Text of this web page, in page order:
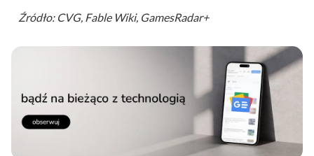
Źródło: CVG, Fable Wiki, GamesRadar+